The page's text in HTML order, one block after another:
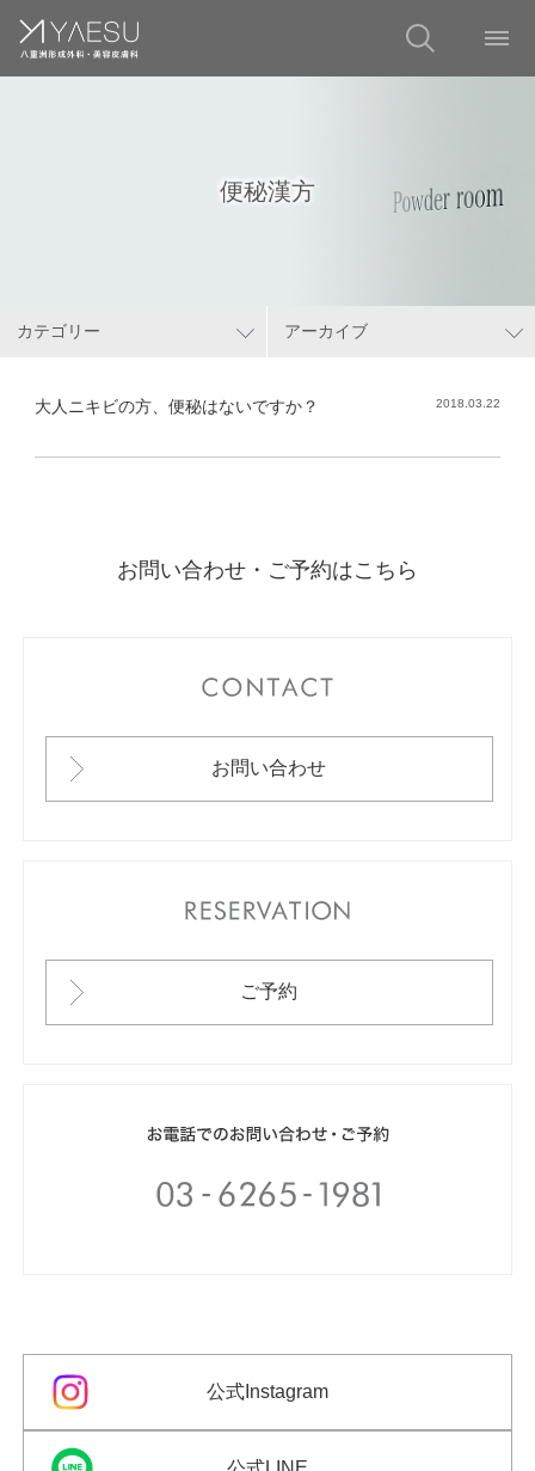
便秘漢方
カテゴリー アーカイブ
大人ニキビの方、便秘はないですか？ 2018.03.22
お問い合わせ・ご予約はこちら
お問い合わせ
ご予約
公式Instagram